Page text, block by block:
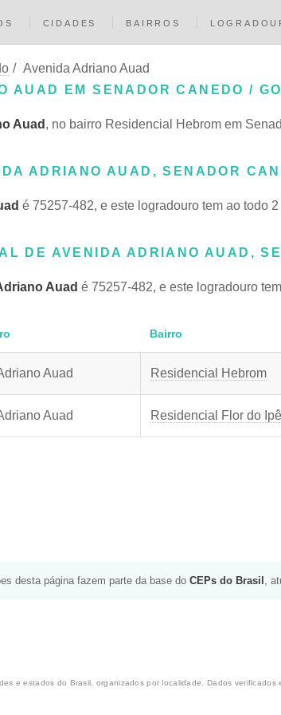
CIDADES BAIRROS
/ Avenida Adriano Auad
AUAD EM SENADOR CANEDO / GO
Auad , no bairro Residencial Hebrom em
ADRIANO AUAD, SENADOR
é 75257-482, e este logradouro tem ao todo
DE AVENIDA ADRIANO AUAD,
Auad é 75257-482, e este logradouro
Bairro
Auad Residencial Hebrom
Auad Residencial Flor do Ipê I
desta página fazem parte da base do CEPs do Brasil ,
e estados do Brasil, organizados por localidade. Dados verificados